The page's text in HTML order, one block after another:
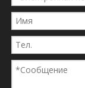
т. Д.
Стеклянный
● Устойчивость
давление.
● Высокая